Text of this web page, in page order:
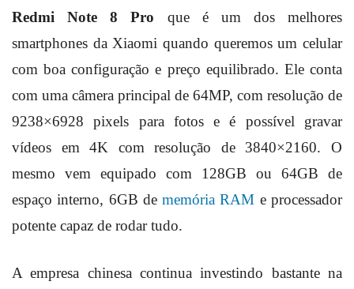
Redmi Note 8 Pro que é um dos melhores
smartphones da Xiaomi quando queremos um celular
com boa configuração e preço equilibrado. Ele conta
com uma câmera principal de 64MP, com resolução de
9238×6928 pixels para fotos e é possível gravar
vídeos em 4K com resolução de 3840×2160. O
mesmo vem equipado com 128GB ou 64GB de
espaço interno, 6GB dememória RAM e processador
potente capaz de rodar tudo.
A empresa chinesa continua investindo bastante na